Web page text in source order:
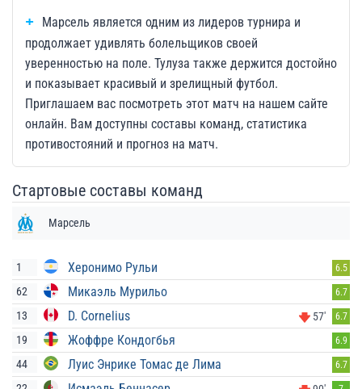
Марсель является одним из лидеров турнира и
продолжает удивлять болельщиков своей
уверенностью на поле. Тулуза также держится достойно
и показывает красивый и зрелищный футбол.
Приглашаем вас посмотреть этот матч на нашем сайте
онлайн. Вам доступны составы команд, статистика
противостояний и прогноз на матч.
Стартовые составы команд
Марсель
1 Херонимо Рульи 6.5
62 Микаэль Мурильо 6.7
13 D. Cornelius 57' 6.7
19 Жоффре Кондогбья 6.9
44 Луис Энрике Томас де Лима 6.7